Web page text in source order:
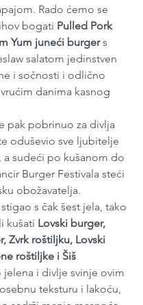
Rado ćemo se
bogati Pulled Pork
Yum juneći burger s
salatom jedinstven
i sočnosti i odlično
danima kasnog
pak pobrinuo za divlja
oduševio sve ljubitelje
a sudeći po kušanom do
Burger Festivala steći
obožavatelja.
s čak šest jela, tako
kušati Lovski burger,
Zvrk roštiljku, Lovski
roštiljke i Šiš
jelena i divlje svinje ovim
teksturu i lakoću,